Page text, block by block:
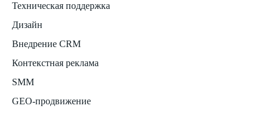
Техническая поддержка
Дизайн
Внедрение CRM
Контекстная реклама
SMM
GEO-продвижение